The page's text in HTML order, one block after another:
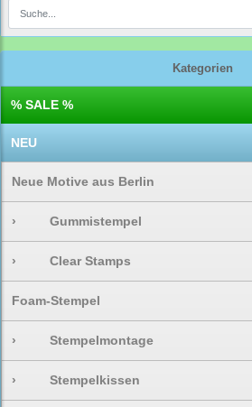
Kategorien
% SALE %
NEU
Neue Motive aus Berlin
› Gummistempel
› Clear Stamps
Foam-Stempel
› Stempelmontage
› Stempelkissen